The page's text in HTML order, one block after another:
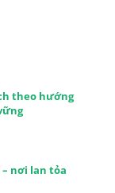
theo hướng
nơi lan tỏa